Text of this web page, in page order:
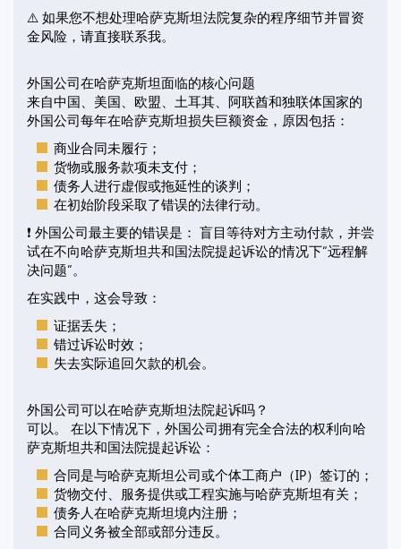
⚠️ 如果您不想处理哈萨克斯坦法院复杂的程序细节并冒资
金风险，请直接联系我。
外国公司在哈萨克斯坦面临的核心问题
来自中国、美国、欧盟、土耳其、阿联酋和独联体国家的
外国公司每年在哈萨克斯坦损失巨额资金，原因包括：
商业合同未履行；
货物或服务款项未支付；
债务人进行虚假或拖延性的谈判；
在初始阶段采取了错误的法律行动。
❗ 外国公司最主要的错误是： 盲目等待对方主动付款，并尝
试在不向哈萨克斯坦共和国法院提起诉讼的情况下“远程解
决问题”。
在实践中，这会导致：
证据丢失；
错过诉讼时效；
失去实际追回欠款的机会。
外国公司可以在哈萨克斯坦法院起诉吗？
可以。 在以下情况下，外国公司拥有完全合法的权利向哈
萨克斯坦共和国法院提起诉讼：
合同是与哈萨克斯坦公司或个体工商户（IP）签订的；
货物交付、服务提供或工程实施与哈萨克斯坦有关；
债务人在哈萨克斯坦境内注册；
合同义务被全部或部分违反。